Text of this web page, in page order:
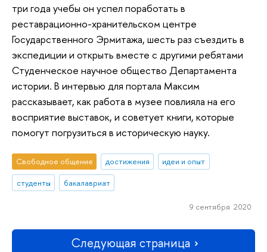
три года учебы он успел поработать в
реставрационно-хранительском центре
Государственного Эрмитажа, шесть раз съездить в
экспедиции и открыть вместе с другими ребятами
Студенческое научное общество Департамента
истории. В интервью для портала Максим
рассказывает, как работа в музее повлияла на его
восприятие выставок, и советует книги, которые
помогут погрузиться в историческую науку.
Свободное общение достижения
идеи и опыт
студенты
бакалавриат
9 сентября 2020
Следующая страница